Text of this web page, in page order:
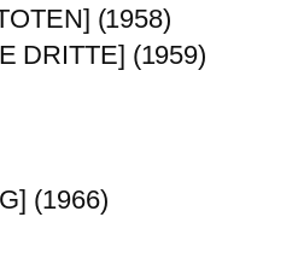
(1958)
DRITTE] (1959)
(1966)